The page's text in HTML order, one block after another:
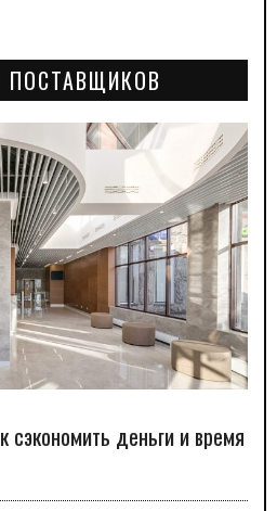
ПОСТАВЩИКОВ
деньги и время